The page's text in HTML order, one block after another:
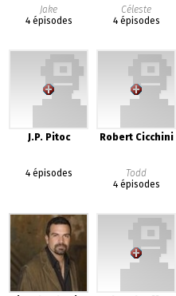
Jake
4 épisodes
Céleste
4 épisodes
J.P. Pitoc
4 épisodes
Robert Cicchini
Todd
4 épisodes